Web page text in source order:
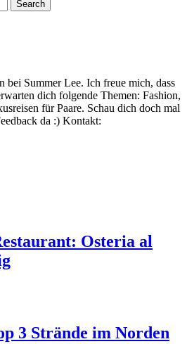
Summer Lee. Ich freue mich, dass
dich folgende Themen: Fashion,
für Paare. Schau dich doch mal
da :) Kontakt:
Osteria al
3 Strände im Norden